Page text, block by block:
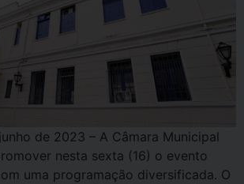
de 2023 – A Câmara Municipal
nesta sexta (16) o evento
uma programação diversificada. O